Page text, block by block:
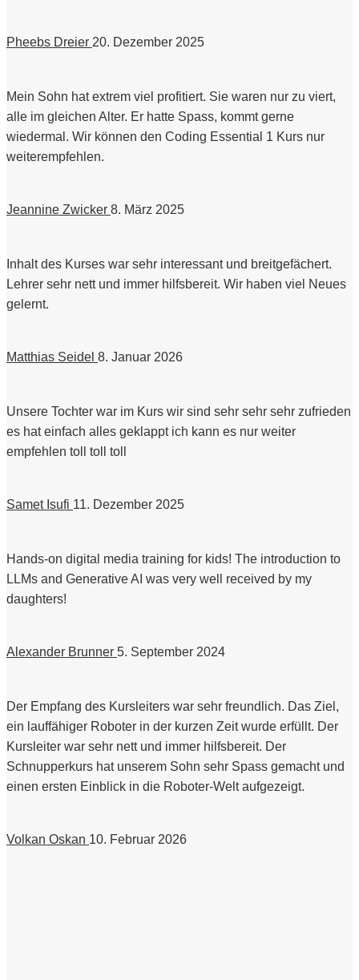
Pheebs Dreier 20. Dezember 2025
Mein Sohn hat extrem viel profitiert. Sie waren nur zu viert,
alle im gleichen Alter. Er hatte Spass, kommt gerne
wiedermal. Wir können den Coding Essential 1 Kurs nur
weiterempfehlen.
Jeannine Zwicker 8. März 2025
Inhalt des Kurses war sehr interessant und breitgefächert.
Lehrer sehr nett und immer hilfsbereit. Wir haben viel Neues
gelernt.
Matthias Seidel 8. Januar 2026
Unsere Tochter war im Kurs wir sind sehr sehr sehr zufrieden
es hat einfach alles geklappt ich kann es nur weiter
empfehlen toll toll toll
Samet Isufi 11. Dezember 2025
Hands-on digital media training for kids! The introduction to
LLMs and Generative AI was very well received by my
daughters!
Alexander Brunner 5. September 2024
Der Empfang des Kursleiters war sehr freundlich. Das Ziel,
ein lauffähiger Roboter in der kurzen Zeit wurde erfüllt. Der
Kursleiter war sehr nett und immer hilfsbereit. Der
Schnupperkurs hat unserem Sohn sehr Spass gemacht und
einen ersten Einblick in die Roboter-Welt aufgezeigt.
Volkan Oskan 10. Februar 2026